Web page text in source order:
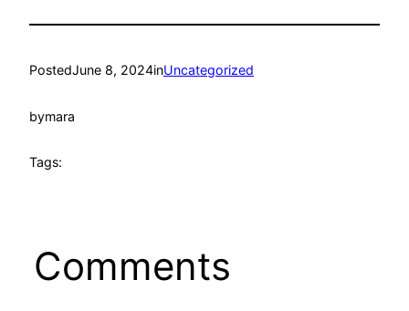
PostedJune 8, 2024inUncategorized
bymara
Tags:
Comments